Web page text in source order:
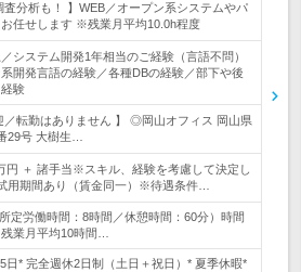
査分析も！ 】WEB／オープン系システムやパ
お任せします ※残業月平均10.0h程度
／システム開発1年相当のご経験（言語不問）
系開発言語の経験／各種DBの経験／部下や後
験
／転勤はありません 】 ◎岡山オフィス 岡山県
29号 大樹生…
円 ＋ 諸手当※スキル、経験を考慮して決定し
用期間あり（賃金同一）※待遇条件…
定労働時間：8時間／休憩時間：60分）時間
業月平均10時間…
日* 完全週休2日制（土日＋祝日）* 夏季休暇*